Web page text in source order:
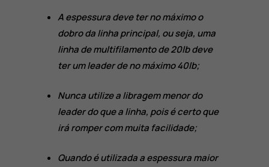
A espessura deve ter no máximo o
dobro da linha principal, ou seja, uma
linha de multifilamento de 20lb deve
ter um leader de no máximo 40lb;
Nunca utilize a libragem menor do
leader do que a linha, pois é certo que
irá romper com muita facilidade;
Quando é utilizada a espessura maior